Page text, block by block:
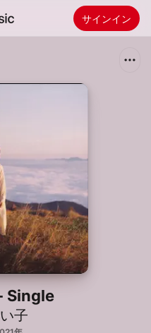
サインイン
ンストール
Single
子